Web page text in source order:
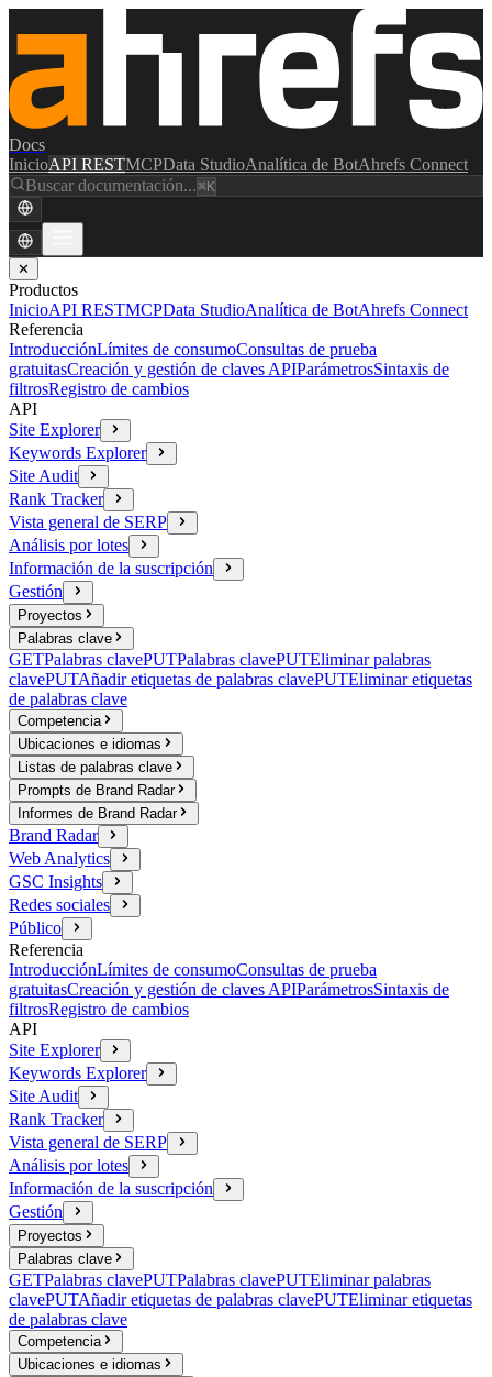
Docs
InicioAPI RESTMCPData StudioAnalítica de BotAhrefs Connect
Buscar documentación...⌘K
✕
Productos
InicioAPI RESTMCPData StudioAnalítica de BotAhrefs Connect
Referencia
IntroducciónLímites de consumoConsultas de prueba
gratuitasCreación y gestión de claves APIParámetrosSintaxis de
filtrosRegistro de cambios
API
Site Explorer
Keywords Explorer
Site Audit
Rank Tracker
Vista general de SERP
Análisis por lotes
Información de la suscripción
Gestión
Proyectos
Palabras clave
GETPalabras clavePUTPalabras clavePUTEliminar palabras
clavePUTAñadir etiquetas de palabras clavePUTEliminar etiquetas
de palabras clave
Competencia
Ubicaciones e idiomas
Listas de palabras clave
Prompts de Brand Radar
Informes de Brand Radar
Brand Radar
Web Analytics
GSC Insights
Redes sociales
Público
Referencia
IntroducciónLímites de consumoConsultas de prueba
gratuitasCreación y gestión de claves APIParámetrosSintaxis de
filtrosRegistro de cambios
API
Site Explorer
Keywords Explorer
Site Audit
Rank Tracker
Vista general de SERP
Análisis por lotes
Información de la suscripción
Gestión
Proyectos
Palabras clave
GETPalabras clavePUTPalabras clavePUTEliminar palabras
clavePUTAñadir etiquetas de palabras clavePUTEliminar etiquetas
de palabras clave
Competencia
Ubicaciones e idiomas